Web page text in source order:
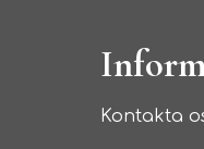
Kontakta